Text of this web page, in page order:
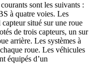
sont les suivants :
à quatre voies. Les
capteur situé sur une roue
de trois capteurs, un sur
arrière. Les systèmes à
roue. Les véhicules
équipés d’un